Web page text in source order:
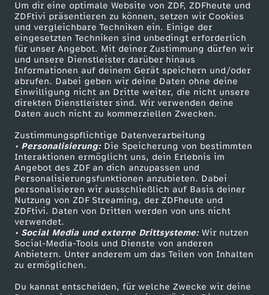
Um dir eine optimale Website von ZDF, ZDFheute und
ZDFtivi präsentieren zu können, setzen wir Cookies
und vergleichbare Techniken ein. Einige der
eingesetzten Techniken sind unbedingt erforderlich
für unser Angebot. Mit deiner Zustimmung dürfen wir
und unsere Dienstleister darüber hinaus
Informationen auf deinem Gerät speichern und/oder
abrufen. Dabei geben wir deine Daten ohne deine
Einwilligung nicht an Dritte weiter, die nicht unsere
direkten Dienstleister sind. Wir verwenden deine
Daten auch nicht zu kommerziellen Zwecken.
Zustimmungspflichtige Datenverarbeitung
• Personalisierung:Die Speicherung von bestimmten
Interaktionen ermöglicht uns, dein Erlebnis im
Angebot des ZDF an dich anzupassen und
Personalisierungsfunktionen anzubieten. Dabei
personalisieren wir ausschließlich auf Basis deiner
Nutzung von ZDF Streaming, der ZDFheute und
ZDFtivi. Daten von Dritten werden von uns nicht
verwendet.
• Social Media und externe Drittsysteme:Wir nutzen
Social-Media-Tools und Dienste von anderen
Anbietern. Unter anderem um das Teilen von Inhalten
zu ermöglichen.
Du kannst entscheiden, für welche Zwecke wir deine
R
u
h
e
b
e
i
U
n
g
Mehr ZDF
ZDF-Apps
Smart TV
ZDFtext
Livestreams
Sendungen A-Z
TV-Programm
Service
ZDFmitreden
Kontakt zum ZDF
Tickets
Zuschauerservice
Hilfe
ZDF Unternehmen
Karriere